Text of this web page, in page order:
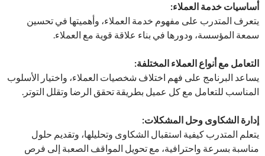
أساسيات خدمة العملاء:
يتعرف المتدرب على مفهوم خدمة العملاء، وأهميتها في تحسين
سمعة المؤسسة، ودورها في بناء علاقة قوية مع العملاء.
التعامل مع أنواع العملاء المختلفة:
يساعد البرنامج على فهم اختلاف شخصيات العملاء، واختيار الأسلوب
المناسب للتعامل مع كل عميل بطريقة تحقق الرضا وتقلل التوتر.
إدارة الشكاوى وحل المشكلات:
يتعلم المتدرب كيفية استقبال الشكاوى وتحليلها، وتقديم حلول
مناسبة بسرعة واحترافية، مع تحويل المواقف الصعبة إلى فرص